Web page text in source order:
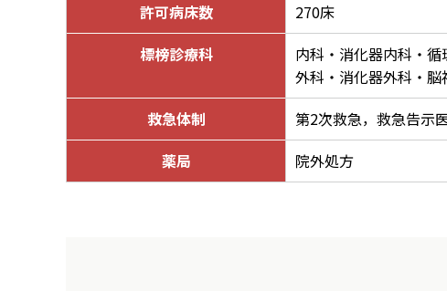
許可病床数
270床
標榜診療科
内科・消化器内科・
外科・消化器外科・
救急体制
第2次救急，救急告示
薬局
院外処方